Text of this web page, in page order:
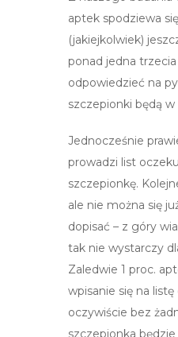
aptek spodziewa
(jakiejkolwiek)
ponad jedna
odpowiedzieć na
szczepionki będą
Jednocześnie
prowadzi list
szczepionkę.
ale nie można się
dopisać – z góry
tak nie wystarczy
Zaledwie 1 proc.
wpisanie się na
oczywiście bez
szczepionka